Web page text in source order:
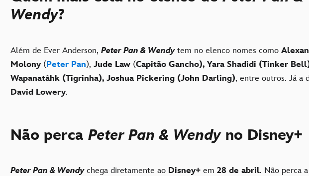
Wendy?
Além de Ever Anderson, Peter Pan & Wendytem no elenco nomes como
Molony (Peter Pan), Jude Law (Capitão Gancho), Yara Shadidi (Tinker
Wapanatâhk (Tigrinha), Joshua Pickering (John Darling), entre outros. Já a
David Lowery.
Não perca Peter Pan & Wendyno Disney+
Peter Pan & Wendychega diretamente ao Disney+ em 28 de abril. Não perca